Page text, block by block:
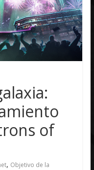
of
, Objetivo de la